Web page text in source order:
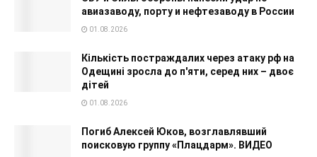
авиазаводу, порту и нефтезаводу в России
01.08.2026
Кількість постраждалих через атаку рф на
Одещині зросла до п'яти, серед них – двоє
дітей
01.08.2026
Погиб Алексей Юков, возглавлявший
поисковую группу «Плацдарм». ВИДЕО